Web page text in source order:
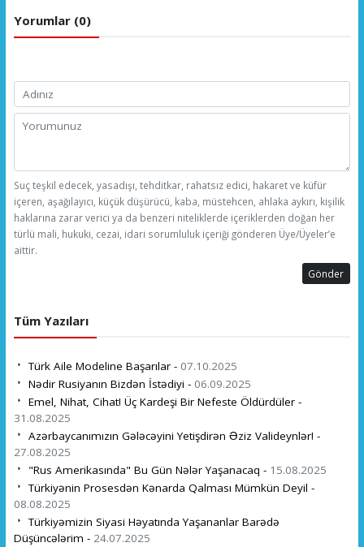
Yorumlar (0)
Suç teşkil edecek, yasadışı, tehditkar, rahatsız edici, hakaret ve küfür
içeren, aşağılayıcı, küçük düşürücü, kaba, müstehcen, ahlaka aykırı, kişilik
haklarına zarar verici ya da benzeri niteliklerde içeriklerden doğan her
türlü mali, hukuki, cezai, idari sorumluluk içeriği gönderen Üye/Üyeler’e
aittir.
Gönder
Tüm Yazıları
Türk Aile Modeline Başarılar - 07.10.2025
Nədir Rusiyanın Bizdən İstədiyi - 06.09.2025
Emel, Nihat, Cihat! Üç Kardeşi Bir Nefeste Öldürdüler -
31.08.2025
Azərbaycanımızın Gələcəyini Yetişdirən Əziz Valideynlər! -
27.08.2025
"Rus Amerikasında" Bu Gün Nələr Yaşanacaq - 15.08.2025
Türkiyənin Prosesdən Kənarda Qalması Mümkün Deyil -
08.08.2025
Türkiyəmizin Siyasi Həyatında Yaşananlar Barədə
Düşüncələrim - 24.07.2025